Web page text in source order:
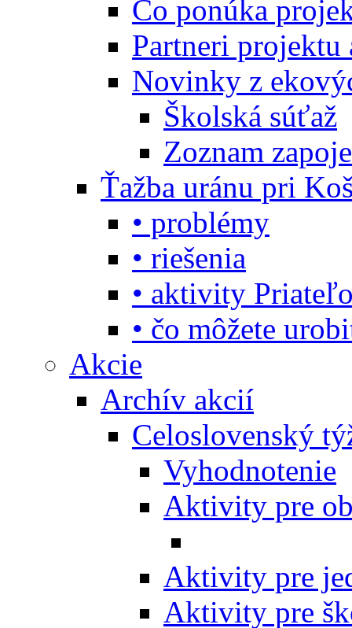
Čo ponúka
Partneri projektu
Novinky z
Školská súťaž
Zoznam
Ťažba uránu pri
• problémy
• riešenia
• aktivity
• čo môžete
Akcie
Archív akcií
Celoslovenský
Vyhodnotenie
Aktivity pre
Aktivity pre
Aktivity pre